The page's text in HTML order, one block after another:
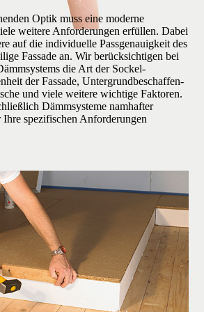
Optik muss eine moderne
weitere Anforde­rungen erfüllen. Dabei
auf die indivi­duelle Pass­genauig­keit des
Fassade an. Wir berück­sichti­gen bei
die Art der Sockel­
der Fassade, Unter­grund­beschaffen­
und viele weitere wichtige Faktoren.
Dämm­systeme nam­hafter
spezi­fischen Anforde­rungen